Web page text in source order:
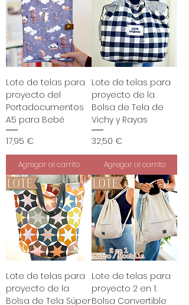
Lote de telas para
proyecto del
Portadocumentos
A5 para Bebé
Precio
17,95 €
Agregar al carrito
Lote de telas para
proyecto de la
Bolsa de Tela de
Vichy y Rayas
Precio
32,50 €
Agregar al carrito
Lote de telas para
proyecto de la
Bolsa de Tela Súper
Lote de telas para
proyecto 2 en 1:
Bolsa Convertible